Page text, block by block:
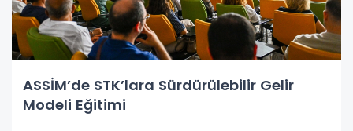
ASSİM’de STK’lara Sürdürülebilir Gelir
Modeli Eğitimi